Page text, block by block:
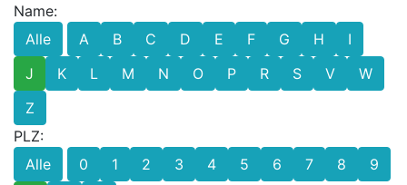
Name:
Alle
A B C D E F G H
I
J
K L M N O P R S V
W
Z
PLZ:
Alle
0 1 2 3 4 5 6 7 8
9